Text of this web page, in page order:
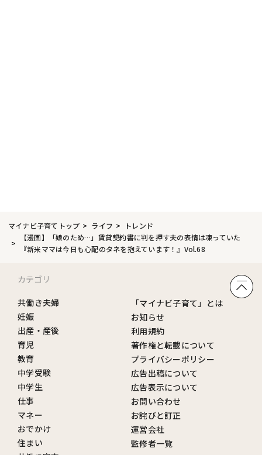
マイナビ子育てトップ ライフ
トレンド
【漫画】「娘のため…」賃貸契約書に判を押す夫の表情は凍っていた
『新米ママは今日も心配のタネを抱えています！』Vol.68
カテゴリ
共働き夫婦
妊娠
出産・産後
育児
教育
中学受験
中学生
仕事
マネー
おでかけ
住まい
「マイナビ子育て」とは
お知らせ
利用規約
著作権と転載について
プライバシーポリシー
広告出稿について
広告表示について
お問い合わせ
お詫びと訂正
運営会社
監修者一覧